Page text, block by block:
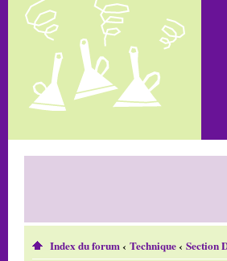
Index du forum‹ Technique‹ Section